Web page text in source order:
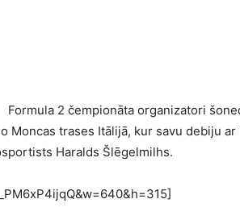
Formula 2 čempionāta organizatori
Moncas trases Itālijā, kur savu debiju
Haralds Šlēgelmilhs.